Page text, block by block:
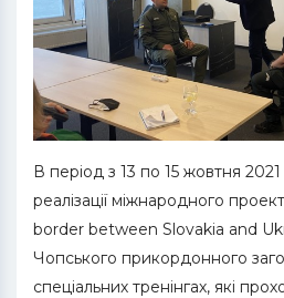
В період з 13 по 15 жовтня
реалізації міжнародного
border between Slovakia and
Чопського прикордонного
спеціальних тренінгах, які